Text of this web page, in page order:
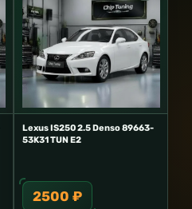
Lexus IS250 2.5 Denso 89663-
53K31 TUN E2
2500 ₽